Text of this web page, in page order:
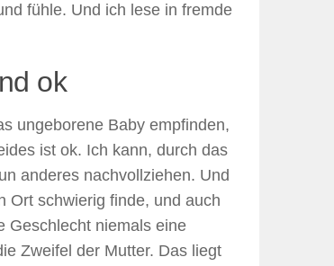
fühle. Und ich lese in fremde
ok
ungeborene Baby empfinden,
ist ok. Ich kann, durch das
anderes nachvollziehen. Und
Ort schwierig finde, und auch
Geschlecht niemals eine
Zweifel der Mutter. Das liegt